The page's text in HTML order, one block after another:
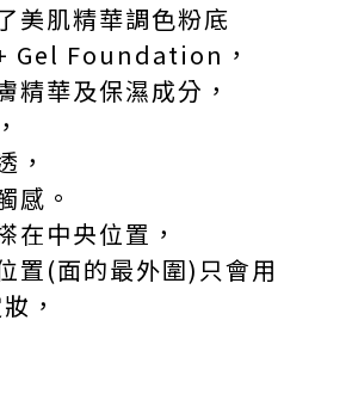
美肌精華調色粉底
Gel Foundation ，
精華及保濕成分，
，
感。
在中央位置，
置 (面的最外圍) 只會用
，